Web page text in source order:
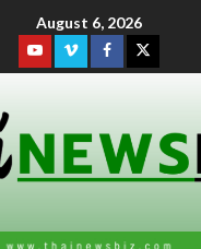
August 6, 2026